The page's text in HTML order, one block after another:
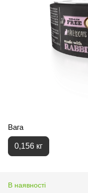
Вага
0,156 кг
В наявності